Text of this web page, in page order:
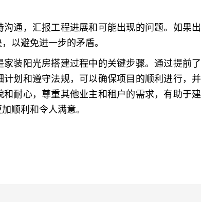
通，汇报工程进展和可能出现的问题。如果出
以避免进一步的矛盾。
装阳光房搭建过程中的关键步骤。通过提前了
划和遵守法规，可以确保项目的顺利进行，并
耐心，尊重其他业主和租户的需求，有助于建
顺利和令人满意。